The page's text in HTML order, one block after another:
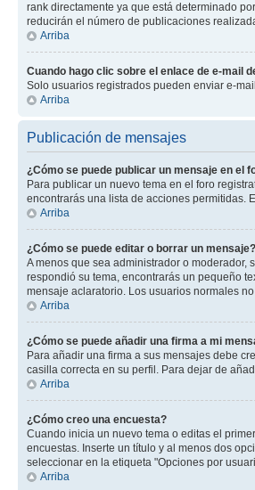
rank directamente ya que está determinado
reducirán el número de publicaciones
Arriba
Cuando hago clic sobre el enlace de e-mail
Solo usuarios registrados pueden enviar e-
Arriba
Publicación de mensajes
¿Cómo se puede publicar un mensaje en el
Para publicar un nuevo tema en el foro
encontrarás una lista de acciones permitidas.
Arriba
¿Cómo se puede editar o borrar un mensaje?
A menos que sea administrador o
respondió su tema, encontrarás un pequeño
mensaje aclaratorio. Los usuarios normales
Arriba
¿Cómo se puede añadir una firma a mi
Para añadir una firma a sus mensajes debe
casilla correcta en su perfil. Para dejar de
Arriba
¿Cómo creo una encuesta?
Cuando inicia un nuevo tema o editas el
encuestas. Inserte un título y al menos dos
seleccionar en la etiqueta "Opciones por
Arriba